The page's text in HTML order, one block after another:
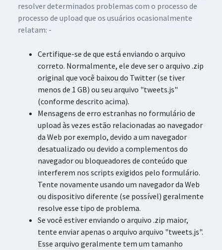
resolver determinados problemas com o processo de
processo de upload que os usuários ocasionalmente
relatam: -
Certifique-se de que está enviando o arquivo
correto. Normalmente, ele deve ser o arquivo .zip
original que você baixou do Twitter (se tiver
menos de 1 GB) ou seu arquivo "tweets.js"
(conforme descrito acima).
Mensagens de erro estranhas no formulário de
upload às vezes estão relacionadas ao navegador
da Web por exemplo, devido a um navegador
desatualizado ou devido a complementos do
navegador ou bloqueadores de conteúdo que
interferem nos scripts exigidos pelo formulário.
Tente novamente usando um navegador da Web
ou dispositivo diferente (se possível) geralmente
resolve esse tipo de problema.
Se você estiver enviando o arquivo .zip maior,
tente enviar apenas o arquivo arquivo "tweets.js".
Esse arquivo geralmente tem um tamanho